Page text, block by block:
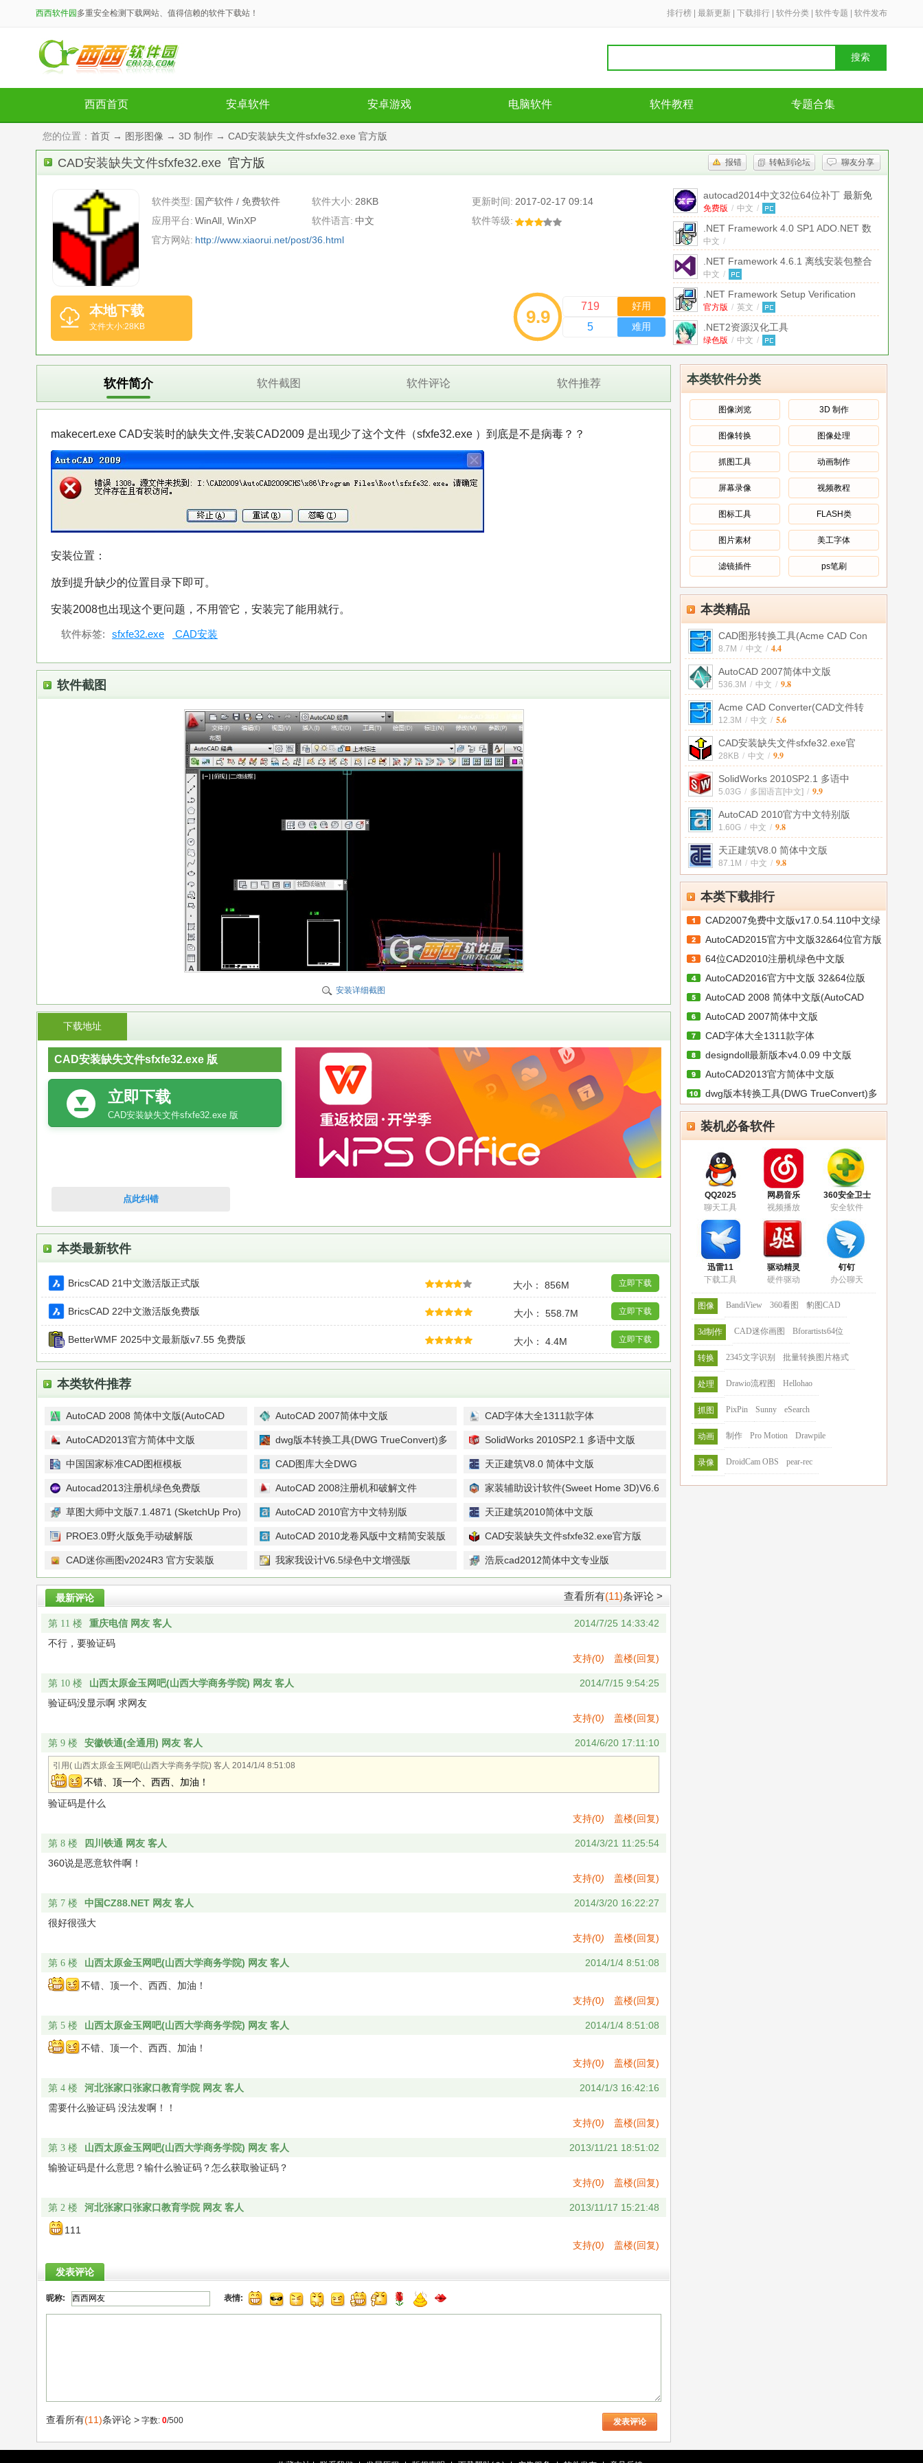
西西软件园 多重安全检测下载网站、值得信赖的软件下载站！ 排行榜 最新更新 下载排行 软件分类 软件专题 软件发布
搜索
西西首页 安卓软件 安卓游戏 电脑软件 软件教程 专题合集
您的位置： 首页 → 图形图像 → 3D 制作 → CAD安装缺失文件sfxfe32.exe 官方版
CAD安装缺失文件sfxfe32.exe 官方版 报错 转帖到论坛 聊友分享
软件类型: 国产软件 / 免费软件 软件大小: 28KB 更新时间: 2017-02-17 09:14
应用平台: WinAll, WinXP 软件语言: 中文
软件等级:
官方网站: http://www.xiaorui.net/post/36.html
本地下载
文件大小:28KB 9.9
719 好用
5 难用
autocad2014中文32位64位补丁 最新免
费版
免费版 / 中文 /
.NET Framework 4.0 SP1 ADO.NET 数
据服务更新
中文 /
.NET Framework 4.6.1 离线安装包整合
包 [32+64位] win7版
中文 /
.NET Framework Setup Verification
Tool V6.0.3790 官方版
官方版 / 英文 /
.NET2资源汉化工具
(LocalizeUtility) V1.2.0.1 绿色中文版
绿色版 / 中文 /
版
绿色版 / 中文 /
.NET文档生成工具ADB 2.3.1 绿色免费
绿色版 / 中文
《We must keep the camp clean》Rules
and suggestions ppt课件
中文 /
《超级房车赛：汽车运动》3DM简体中文
免安装版含黑色限定DLC高清材质与3DM
轩辕汉化v2.0
绿色版 / 中文 /
《魔兽世界：大地的裂变》安装工具
4.1.0.14250 官方版
官方版 / 中文 /
本类软件分类
图像浏览 3D 制作
图像转换 图像处理
抓图工具 动画制作
屏幕录像 视频教程
图标工具 FLASH类
图片素材 美工字体
滤镜插件 ps笔刷
本类精品
CAD图形转换工具(Acme CAD Con
8.7M / 中文 / 4.4
AutoCAD 2007简体中文版
536.3M / 中文 / 9.8
Acme CAD Converter(CAD文件转
12.3M / 中文 / 5.6
CAD安装缺失文件sfxfe32.exe官
28KB / 中文 / 9.9
SolidWorks 2010SP2.1 多语中
5.03G / 多国语言[中文] / 9.9
AutoCAD 2010官方中文特别版
1.60G / 中文 / 9.8
天正建筑V8.0 简体中文版
87.1M / 中文 / 9.8
本类下载排行
CAD2007免费中文版v17.0.54.110中文绿
色
AutoCAD2015官方中文版32&64位官方版
64位CAD2010注册机绿色中文版
AutoCAD2016官方中文版 32&64位版
AutoCAD 2008 简体中文版(AutoCAD
2008
AutoCAD 2007简体中文版
CAD字体大全1311款字体
designdoll最新版本v4.0.09 中文版
AutoCAD2013官方简体中文版
dwg版本转换工具(DWG TrueConvert)多
语
装机必备软件
QQ2025
聊天工具
网易音乐
视频播放
360安全卫士
安全软件
迅雷11
下载工具
驱动精灵
硬件驱动
钉钉
办公聊天
图像 BandiView 360看图 豹图CAD
3d制作 CAD迷你画图 Bforartists64位
转换 2345文字识别 批量转换图片格式
处理 Drawio流程图 Hellohao
抓图 PixPin Sunny eSearch
动画 制作 Pro Motion Drawpile
录像 DroidCam OBS pear-rec
软件简介 软件截图 软件评论 软件推荐
makecert.exe CAD安装时的缺失文件,安装CAD2009 是出现少了这个文件（sfxfe32.exe ）到底是不是病毒？？
安装位置：
放到提升缺少的位置目录下即可。
安装2008也出现这个更问题，不用管它，安装完了能用就行。
软件标签: sfxfe32.exe CAD安装
软件截图
安装详细截图
下载地址
CAD安装缺失文件sfxfe32.exe 版
立即下载
CAD安装缺失文件sfxfe32.exe 版
点此纠错
本类最新软件
BricsCAD 21中文激活版正式版 大小： 856M 立即下载
BricsCAD 22中文激活版免费版 大小： 558.7M 立即下载
BetterWMF 2025中文最新版v7.55 免费版 大小： 4.4M 立即下载
本类软件推荐
AutoCAD 2008 简体中文版(AutoCAD
2008)32位|64位
AutoCAD 2007简体中文版 CAD字体大全1311款字体
AutoCAD2013官方简体中文版
dwg版本转换工具(DWG TrueConvert)多
语中文版
SolidWorks 2010SP2.1 多语中文版
中国国家标准CAD图框模板 CAD图库大全DWG 天正建筑V8.0 简体中文版
Autocad2013注册机绿色免费版 AutoCAD 2008注册机和破解文件
家装辅助设计软件(Sweet Home 3D)V6.6
中文安装版
草图大师中文版7.1.4871 (SketchUp Pro)
汉化破解版
AutoCAD 2010官方中文特别版 天正建筑2010简体中文版
PROE3.0野火版免手动破解版 AutoCAD 2010龙卷风版中文精简安装版 CAD安装缺失文件sfxfe32.exe官方版
CAD迷你画图v2024R3 官方安装版 我家我设计V6.5绿色中文增强版 浩辰cad2012简体中文专业版
最新评论 查看所有(11)条评论 >
第 11 楼 重庆电信 网友 客人
2014/7/25 14:33:42
不行，要验证码
支持(0) 盖楼(回复)
第 10 楼 山西太原金玉网吧(山西大学商务学院) 网友 客人
2014/7/15 9:54:25
验证码没显示啊 求网友
支持(0) 盖楼(回复)
第 9 楼 安徽铁通(全通用) 网友 客人 2014/6/20 17:11:10
引用( 山西太原金玉网吧(山西大学商务学院) 客人 2014/1/4 8:51:08
不错、顶一个、西西、加油！
验证码是什么
支持(0) 盖楼(回复)
第 8 楼 四川铁通 网友 客人
2014/3/21 11:25:54
360说是恶意软件啊！
支持(0) 盖楼(回复)
第 7 楼 中国CZ88.NET 网友 客人
2014/3/20 16:22:27
很好很强大
支持(0) 盖楼(回复)
第 6 楼 山西太原金玉网吧(山西大学商务学院) 网友 客人 2014/1/4 8:51:08
不错、顶一个、西西、加油！
支持(0) 盖楼(回复)
第 5 楼 山西太原金玉网吧(山西大学商务学院) 网友 客人 2014/1/4 8:51:08
不错、顶一个、西西、加油！
支持(0) 盖楼(回复)
第 4 楼 河北张家口张家口教育学院 网友 客人
2014/1/3 16:42:16
需要什么验证码 没法发啊！！
支持(0) 盖楼(回复)
第 3 楼 山西太原金玉网吧(山西大学商务学院) 网友 客人
2013/11/21 18:51:02
输验证码是什么意思？输什么验证码？怎么获取验证码？
支持(0) 盖楼(回复)
第 2 楼 河北张家口张家口教育学院 网友 客人 2013/11/17 15:21:48
111
支持(0) 盖楼(回复)
发表评论
昵称: 表情:
查看所有(11)条评论 > 字数: 0/500